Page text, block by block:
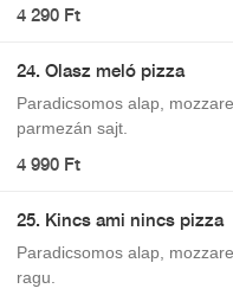
4 290 Ft
24. Olasz meló pizza
Paradicsomos alap,
parmezán sajt.
4 990 Ft
25. Kincs ami nincs pizza
Paradicsomos alap,
ragu.